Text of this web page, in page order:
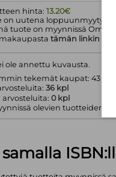
hinta: 13.20€
on uutena loppuunmyyty.
tuote on myynnissä
tämän linkin
ole annettu kuvausta.
tekemät kaupat: 43 kpl
36 kpl
arvosteluita: 0 kpl
olevien tuotteiden